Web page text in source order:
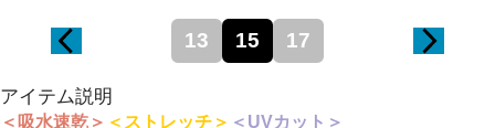
13 15 17
アイテム説明
＜吸水速乾＞ ＜ストレッチ＞ ＜UVカット＞